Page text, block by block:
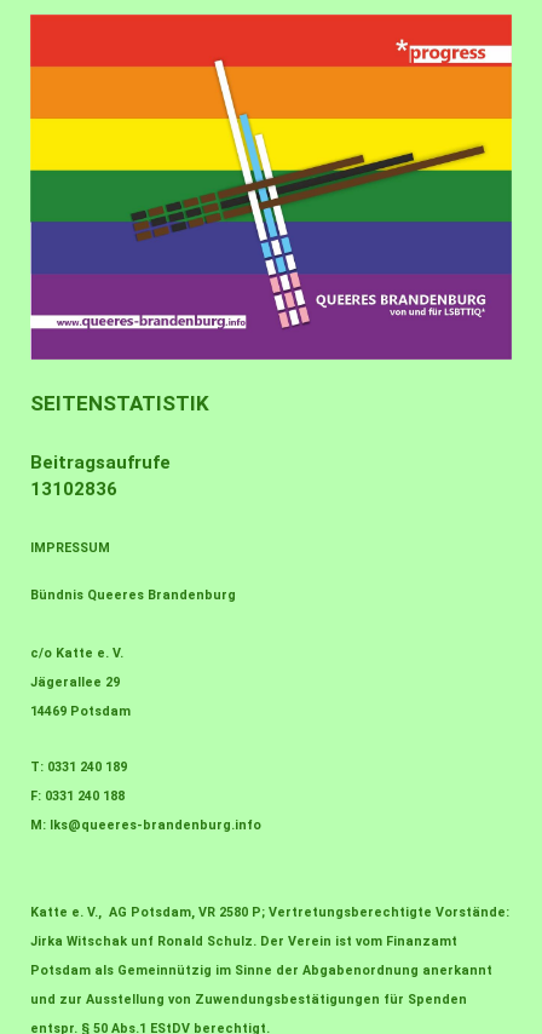
SEITENSTATISTIK
Beitragsaufrufe
13102836
IMPRESSUM
Bündnis Queeres Brandenburg
c/o Katte e. V.
Jägerallee 29
14469 Potsdam
T: 0331 240 189
F: 0331 240 188
M:
lks@queeres-brandenburg.info
Katte e. V., AG Potsdam, VR 2580 P; Vertretungsberechtigte Vorstände:
Jirka Witschak unf Ronald Schulz. Der Verein ist vom Finanzamt
Potsdam als Gemeinnützig im Sinne der Abgabenordnung anerkannt
und zur Ausstellung von Zuwendungsbestätigungen für Spenden
entspr. § 50 Abs.1 EStDV berechtigt.